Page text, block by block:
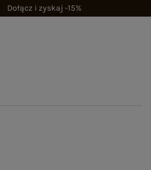
Dołącz i zyskaj -15%